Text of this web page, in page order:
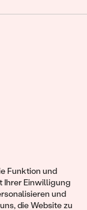
Funktion und
Ihrer Einwilligung
und
die Website zu
und